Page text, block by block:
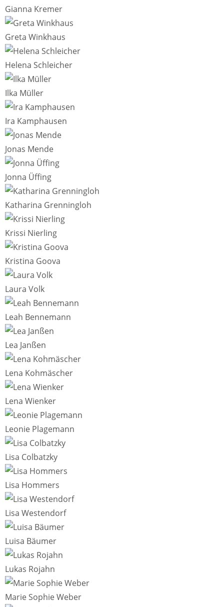
Gianna Kremer
Greta Winkhaus
Helena Schleicher
Ilka Müller
Ira Kamphausen
Jonas Mende
Jonna Üffing
Katharina Grenningloh
Krissi Nierling
Kristina Goova
Laura Volk
Leah Bennemann
Lea Janßen
Lena Kohmäscher
Lena Wienker
Leonie Plagemann
Lisa Colbatzky
Lisa Hommers
Lisa Westendorf
Luisa Bäumer
Lukas Rojahn
Marie Sophie Weber